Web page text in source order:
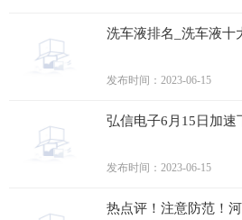
洗车液排名_洗车液十
发布时间：2023-06-15
弘信电子6月15日加速
发布时间：2023-06-15
热点评！注意防范！